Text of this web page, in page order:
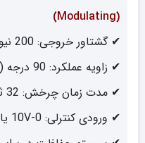
(Modulating)
✔ گشتاور خروجی: 200 نیوتن‌متر
✔ زاویه عملکرد: 90 درجه (قابل تنظیم تا 270 درجه)
✔ مدت زمان چرخش: 32 ثانیه برای 90 درجه
✔ ورودی کنترلی: 0-10V یا 4-20mA